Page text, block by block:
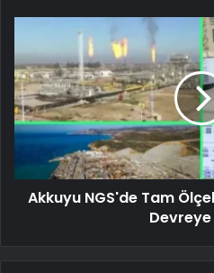
Akkuyu NGS'de Tam
Devreye